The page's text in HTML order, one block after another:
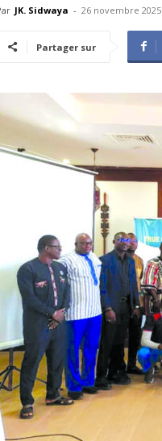
JK. Sidwaya - 26 novembre 2025
Partager sur